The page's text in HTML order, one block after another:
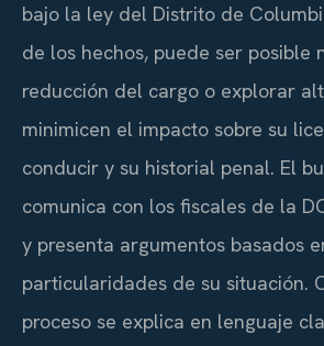
bajo la ley del Distrito de
de los hechos, puede ser posible
reducción del cargo o explorar
minimicen el impacto sobre su
conducir y su historial penal. El
comunica con los fiscales de la
y presenta argumentos basados
particularidades de su situación.
proceso se explica en lenguaje